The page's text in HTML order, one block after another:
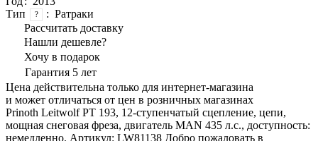
Тип
? : Ратраки
Рассчитать доставку
Нашли дешевле?
Хочу в подарок
Гарантия 5 лет
Цена действительна только для интернет-магазина
и может отличаться от цен в розничных магазинах
Prinoth Leitwolf PT 193, 12-ступенчатый сцепление, цепи,
мощная снеговая фреза, двигатель MAN 435 л.с., доступность:
немедленно. Артикул: LW81138 Добро пожаловать в